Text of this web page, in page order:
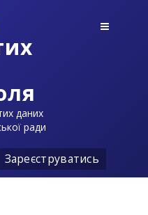
даних
ради
Зареєструватись